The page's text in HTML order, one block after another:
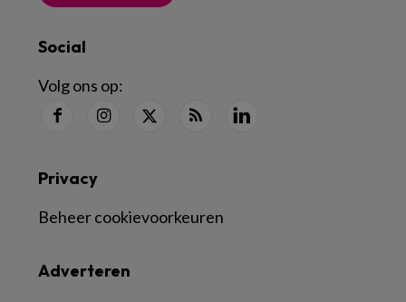
Social
Volg ons op:
Adverteren
Privacy
Beheer cookievoorkeuren